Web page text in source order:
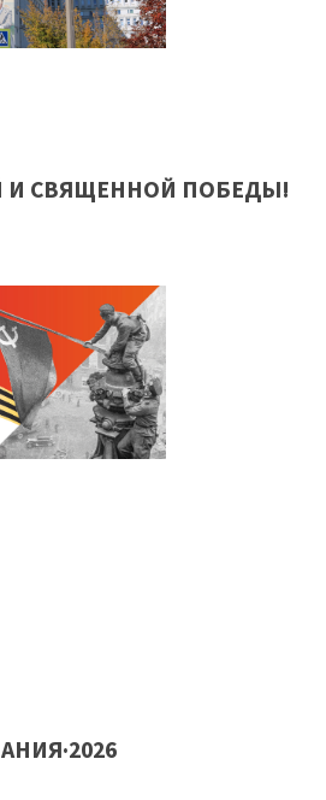
И СВЯЩЕННОЙ ПОБЕДЫ!